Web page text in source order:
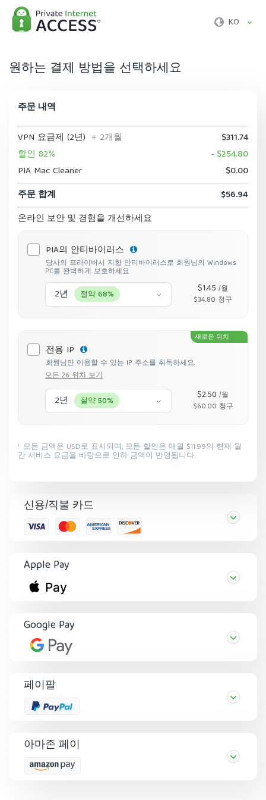
KO
원하는 결제 방법을 선택하세요
신용/직불 카드
Apple Pay
Google Pay
페이팔
아마존 페이
주문 내역
VPN 요금제 (2년) + 2개월
$311.74
할인 82%
- $254.80
PIA Mac Cleaner
$0.00
주문 합계
$56.94
온라인 보안 및 경험을 개선하세요
PIA의 안티바이러스
당사의 프라이버시 지향 안티바이러스로 회원님의 Windows
PC를 완벽하게 보호하세요
2년 절약 68% $1.45/월
$34.80 청구
새로운 위치
전용 IP
회원님만 이용할 수 있는 IP 주소를 취득하세요.
모든 26 위치 보기
2년 절약 50% $2.50/월
$60.00 청구
1 모든 금액은 USD로 표시되며, 모든 할인은 매월 $11.99의 현재 월
간 서비스 요금을 바탕으로 인하 금액이 반영됩니다.